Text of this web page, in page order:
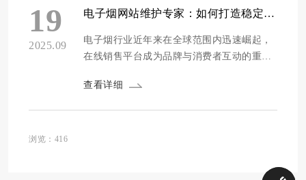
位。 设计美学：塑造独特品牌形象 高端网
站定制通过独特的设计语言，将品牌核心理
念视觉化...
19
2025.09
电子烟网站维护专家：如何打造稳定高效的在线销售平台
电子烟行业近年来在全球范围内迅速崛起，
在线销售平台成为品牌与消费者互动的重要
体验，还能显著推动销售增长。作为电子烟
查看详细
浏览：416